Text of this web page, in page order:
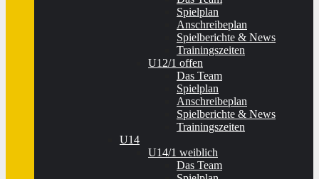
Spielplan
Anschreibeplan
Spielberichte & News
Trainingszeiten
U12/1 offen
Das Team
Spielplan
Anschreibeplan
Spielberichte & News
Trainingszeiten
U14
U14/1 weiblich
Das Team